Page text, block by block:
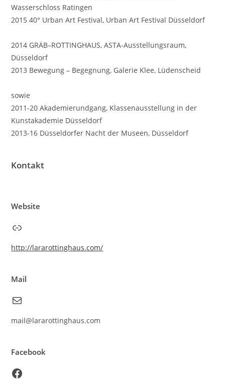
Wasserschloss Ratingen
2015 40° Urban Art Festival, Urban Art Festival Düsseldorf
2014 GRÄB–ROTTINGHAUS, ASTA-Ausstellungsraum,
Düsseldorf
2013 Bewegung – Begegnung, Galerie Klee, Lüdenscheid
sowie
2011-20 Akademierundgang, Klassenausstellung in der
Kunstakademie Düsseldorf
2013-16 Düsseldorfer Nacht der Museen, Düsseldorf
Kontakt
Website
Link
http://lararottinghaus.com/
Mail
E-Mail
mail@lararottinghaus.com
Facebook
Facebook